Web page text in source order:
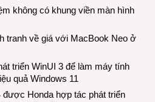
không có khung viền màn hình
tranh về giá với MacBook Neo ở
triển WinUI 3 để làm máy tính
quả Windows 11
được Honda hợp tác phát triển